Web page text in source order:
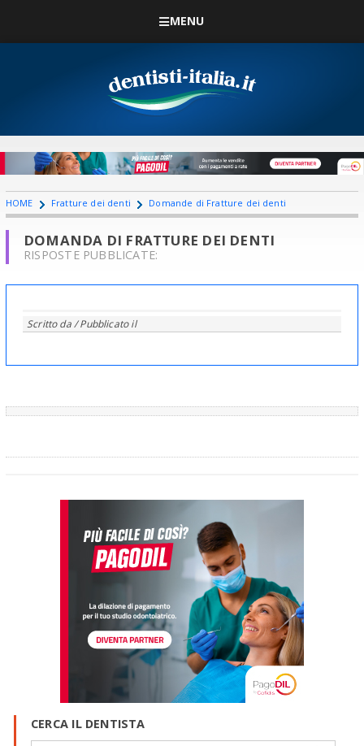
MENU
HOME Fratture dei denti Domande di Fratture dei denti
DOMANDA DI FRATTURE DEI DENTI
RISPOSTE PUBBLICATE:
Scritto da/ Pubblicato il
CERCA IL DENTISTA